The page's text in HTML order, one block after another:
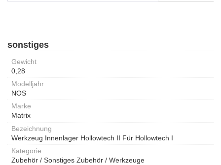
sonstiges
Gewicht
0,28
Modelljahr
NOS
Marke
Matrix
Bezeichnung
Werkzeug Innenlager Hollowtech II Für Hollowtech I
Kategorie
Zubehör / Sonstiges Zubehör / Werkzeuge